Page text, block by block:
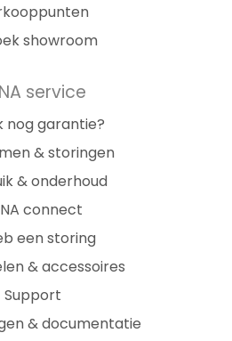
showroom
service
nog garantie?
& storingen
& onderhoud
connect
een storing
& accessoires
Support
& documentatie